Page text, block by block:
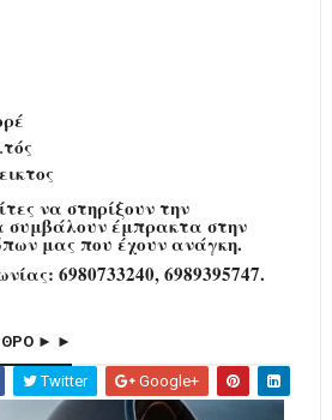
να στηρίξουν την
συμβάλουν έμπρακτα στην
μας που έχουν ανάγκη.
6980733240, 6989395747.
► ►
Twitter Google+